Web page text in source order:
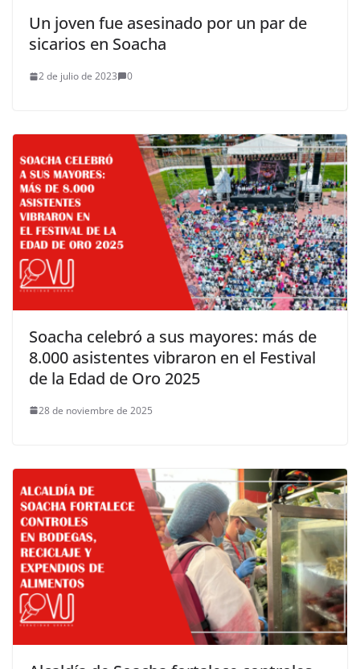
Un joven fue asesinado por un par de
sicarios en Soacha
2 de julio de 2023 0
Soacha celebró a sus mayores: más de
8.000 asistentes vibraron en el Festival
de la Edad de Oro 2025
28 de noviembre de 2025